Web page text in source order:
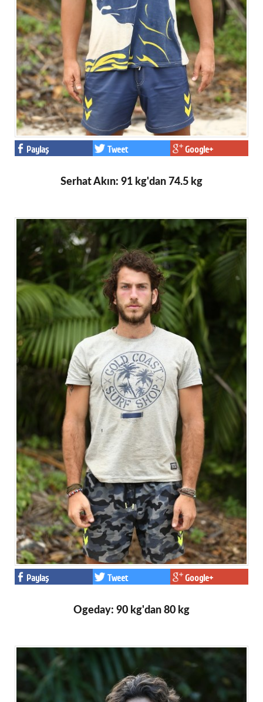
Paylaş Tweet Google+
Serhat Akın: 91 kg'dan 74.5 kg
Paylaş Tweet Google+
Ogeday: 90 kg'dan 80 kg